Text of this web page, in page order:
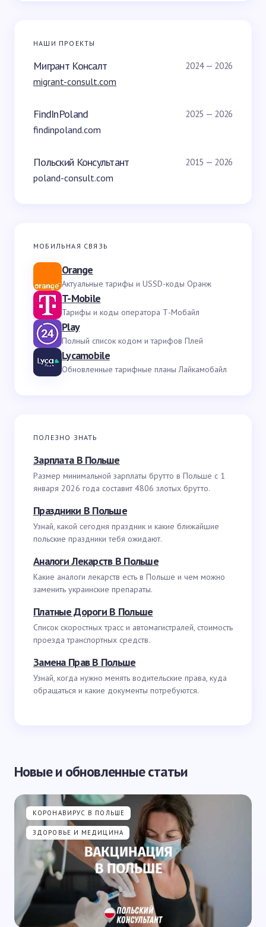
НАШИ ПРОЕКТЫ
Мигрант Консалт 2024 — 2026
migrant-consult.com
FindInPoland 2025 — 2026
findinpoland.com
Польский Консультант 2015 — 2026
poland-consult.com
МОБИЛЬНАЯ СВЯЗЬ
Orange
Актуальные тарифы и USSD-коды Оранж
T-Mobile
Тарифы и коды оператора Т-Мобайл
Play
Полный список кодом и тарифов Плей
Lycamobile
Обновленные тарифные планы Лайкамобайл
ПОЛЕЗНО ЗНАТЬ
Зарплата В Польше
Размер минимальной зарплаты брутто в Польше с 1
января 2026 года составит 4806 злотых брутто.
Праздники В Польше
Узнай, какой сегодня праздник и какие ближайшие
польские праздники тебя ожидают.
Аналоги Лекарств В Польше
Какие аналоги лекарств есть в Польше и чем можно
заменить украинские препараты.
Платные Дороги В Польше
Список скоростных трасс и автомагистралей, стоимость
проезда транспортных средств.
Замена Прав В Польше
Узнай, когда нужно менять водительские права, куда
обращаться и какие документы потребуются.
Новые и обновленные статьи
КОРОНАВИРУС В ПОЛЬШЕ
ЗДОРОВЬЕ И МЕДИЦИНА